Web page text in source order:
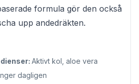
formula gör den också
upp andedräkten.
Aktivt kol, aloe vera
dagligen